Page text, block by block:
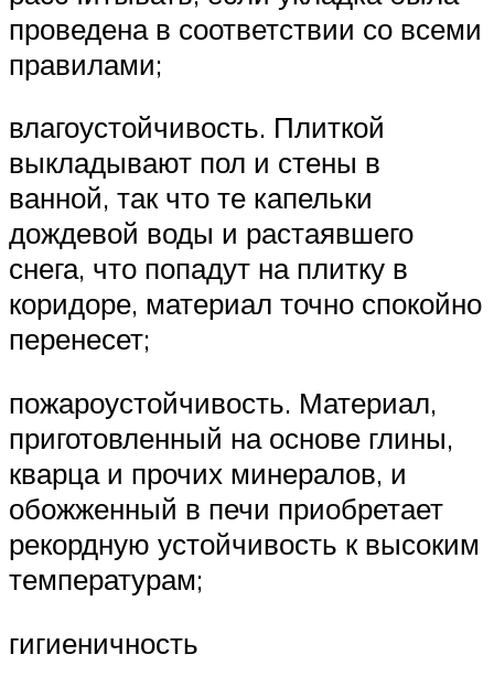
проведена в соответствии со всеми
правилами;
влагоустойчивость. Плиткой
выкладывают пол и стены в
ванной, так что те капельки
дождевой воды и растаявшего
снега, что попадут на плитку в
коридоре, материал точно спокойно
перенесет;
пожароустойчивость. Материал,
приготовленный на основе глины,
кварца и прочих минералов, и
обожженный в печи приобретает
рекордную устойчивость к высоким
температурам;
гигиеничность